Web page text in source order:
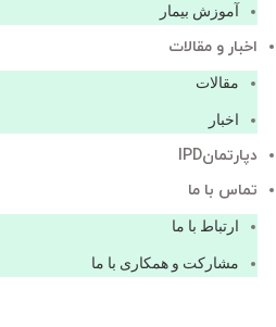
آموزش بیمار
اخبار و مقالات
مقالات
اخبار
دپارتمانIPD
تماس با ما
ارتباط با ما
مشاركت و همكاری با ما